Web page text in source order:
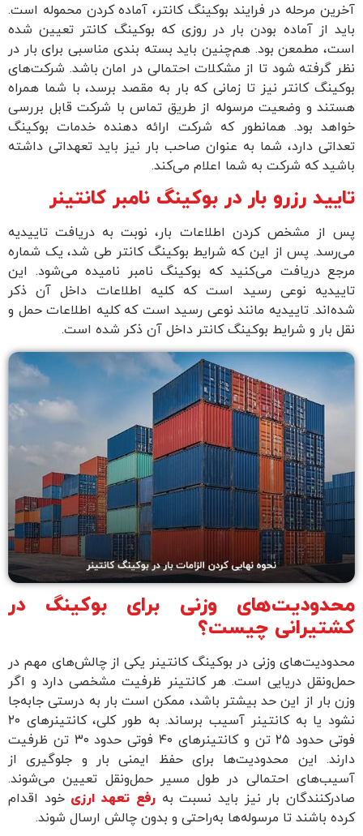
آخرین مرحله در فرایند بوکینگ کانتر، آماده کردن محموله است.
باید از آماده بودن بار در روزی که بوکینگ کانتر تعیین شده
است، مطمعن بود. هم‌چنین باید بسته بندی مناسبی برای بار در
نظر گرفته شود تا از مشکلات احتمالی در امان باشد. شرکت‌های
بوکینگ کانتر نیز تا زمانی که بار به مقصد برسد، با شما همراه
هستند و وضعیت مرسوله از طریق تماس با شرکت قابل بررسی
خواهد بود. همانطور که شرکت ارائه دهنده خدمات بوکینگ
تعداتی دارد، شما به عنوان صاحب بار نیز باید تعهداتی داشته
باشید که شرکت به شما اعلام می‌کند.
تایید رزرو بار در بوکینگ نامبر کانتینر
پس از مشخص کردن اطلاعات بار، نوبت به دریافت تاییدیه
می‌رسد. پس از این که شرایط بوکینگ کانتر طی شد، یک شماره
مرجع دریافت می‌کنید که بوکینگ نامبر نامیده می‌شود. این
تاییدیه نوعی رسید است که کلیه اطلاعات داخل آن ذکر
شده‌اند. تاییدیه مانند نوعی رسید است که کلیه اطلاعات حمل و
نقل بار و شرایط بوکینگ کانتر داخل آن ذکر شده است.
محدودیت‌های وزنی برای بوکینگ در
کشتیرانی چیست؟
محدودیت‌های وزنی در بوکینگ کانتینر یکی از چالش‌های مهم در
حمل‌ونقل دریایی است. هر کانتینر ظرفیت مشخصی دارد و اگر
وزن بار از این حد بیشتر باشد، ممکن است بار به درستی جابه‌جا
نشود یا به کانتینر آسیب برساند. به طور کلی، کانتینرهای ۲۰
فوتی حدود ۲۵ تن و کانتینرهای ۴۰ فوتی حدود ۳۰ تن ظرفیت
دارند. این محدودیت‌ها برای حفظ ایمنی بار و جلوگیری از
آسیب‌های احتمالی در طول مسیر حمل‌ونقل تعیین می‌شوند.
صادرکنندگان بار نیز باید نسبت بهرفع تعهد ارزی خود اقدام
کرده باشند تا مرسوله‌ها به‌راحتی و بدون چالش ارسال شوند.